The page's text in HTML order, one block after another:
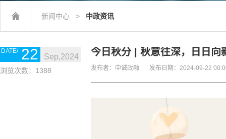
新闻中心 > 中政资讯
22 Sep,2024
浏览次数：1388
今日秋分 | 秋意往深，日日向
发布者：中诚政融 发布日期：2024-09-22